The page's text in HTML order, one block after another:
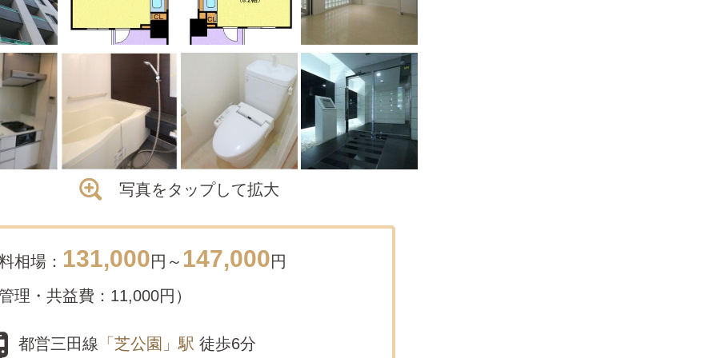
写真をタップして拡大
相場： 131,000円～ 147,000円
理・共益費：11,000円）
都営三田線 「芝公園」駅 徒歩6分